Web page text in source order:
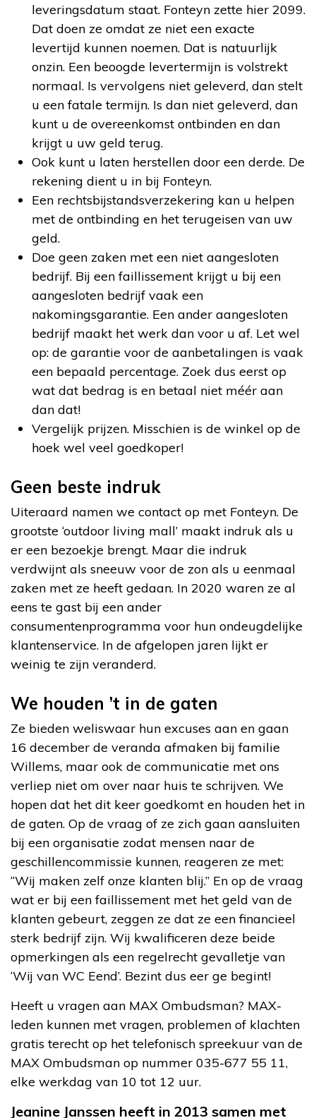
leveringsdatum staat. Fonteyn zette hier 2099.
Dat doen ze omdat ze niet een exacte
levertijd kunnen noemen. Dat is natuurlijk
onzin. Een beoogde levertermijn is volstrekt
normaal. Is vervolgens niet geleverd, dan stelt
u een fatale termijn. Is dan niet geleverd, dan
kunt u de overeenkomst ontbinden en dan
krijgt u uw geld terug.
Ook kunt u laten herstellen door een derde. De
rekening dient u in bij Fonteyn.
Een rechtsbijstandsverzekering kan u helpen
met de ontbinding en het terugeisen van uw
geld.
Doe geen zaken met een niet aangesloten
bedrijf. Bij een faillissement krijgt u bij een
aangesloten bedrijf vaak een
nakomingsgarantie. Een ander aangesloten
bedrijf maakt het werk dan voor u af. Let wel
op: de garantie voor de aanbetalingen is vaak
een bepaald percentage. Zoek dus eerst op
wat dat bedrag is en betaal niet méér aan
dan dat!
Vergelijk prijzen. Misschien is de winkel op de
hoek wel veel goedkoper!
Geen beste indruk
Uiteraard namen we contact op met Fonteyn. De
grootste ‘outdoor living mall’ maakt indruk als u
er een bezoekje brengt. Maar die indruk
verdwijnt als sneeuw voor de zon als u eenmaal
zaken met ze heeft gedaan. In 2020 waren ze al
eens te gast bij een ander
consumentenprogramma voor hun ondeugdelijke
klantenservice. In de afgelopen jaren lijkt er
weinig te zijn veranderd.
We houden ’t in de gaten
Ze bieden weliswaar hun excuses aan en gaan
16 december de veranda afmaken bij familie
Willems, maar ook de communicatie met ons
verliep niet om over naar huis te schrijven. We
hopen dat het dit keer goedkomt en houden het in
de gaten. Op de vraag of ze zich gaan aansluiten
bij een organisatie zodat mensen naar de
geschillencommissie kunnen, reageren ze met:
“Wij maken zelf onze klanten blij.” En op de vraag
wat er bij een faillissement met het geld van de
klanten gebeurt, zeggen ze dat ze een financieel
sterk bedrijf zijn. Wij kwalificeren deze beide
opmerkingen als een regelrecht gevalletje van
‘Wij van WC Eend’. Bezint dus eer ge begint!
Heeft u vragen aan MAX Ombudsman? MAX-
leden kunnen met vragen, problemen of klachten
gratis terecht op het telefonisch spreekuur van de
MAX Ombudsman op nummer 035-677 55 11,
elke werkdag van 10 tot 12 uur.
Jeanine Janssen heeft in 2013 samen met